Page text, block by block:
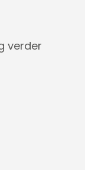
verder